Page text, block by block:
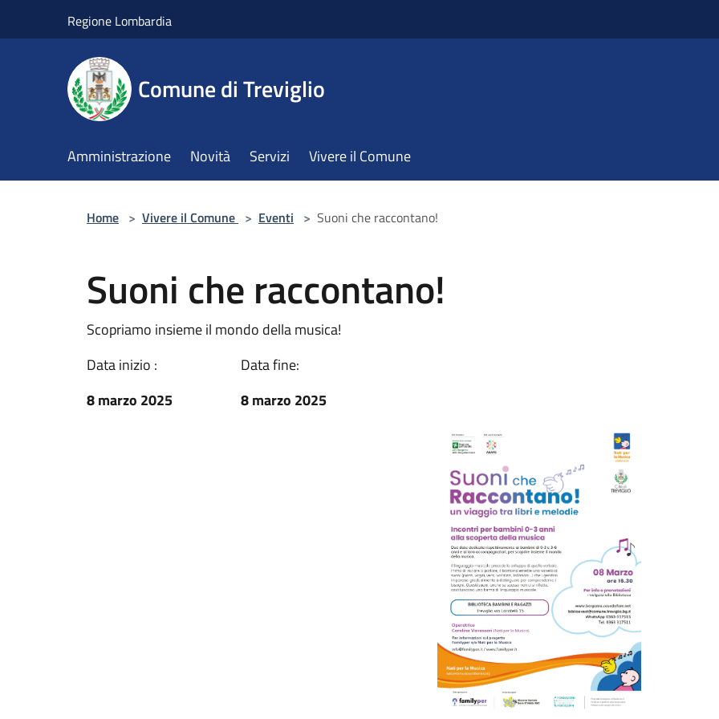
Regione Lombardia
Comune di Treviglio
Amministrazione Novità Servizi Vivere il Comune
Home > Vivere il Comune > Eventi > Suoni che raccontano!
Suoni che raccontano!
Scopriamo insieme il mondo della musica!
Data inizio :
8 marzo 2025
Data fine:
8 marzo 2025